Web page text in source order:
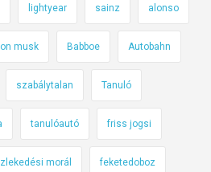
lightyear sainz alonso
musk Babboe Autobahn
szabálytalan Tanuló
tanulóautó friss jogsi
morál feketedoboz